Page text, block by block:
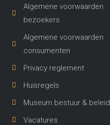
Algemene voorwaarden
bezoekers
Algemene voorwaarden
consumenten
Privacy reglement
Huisregels
Museum bestuur & beleid
Vacatures